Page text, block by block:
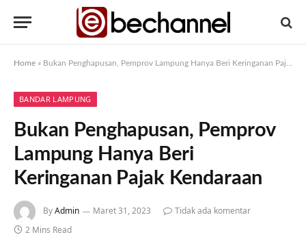
Home » Bukan Penghapusan, Pemprov Lampung Hanya Beri Keringanan Pajak Kendaraan
BANDAR LAMPUNG
Bukan Penghapusan, Pemprov
Lampung Hanya Beri
Keringanan Pajak Kendaraan
ByAdmin Maret 31, 2023
Tidak ada komentar
2 Mins Read